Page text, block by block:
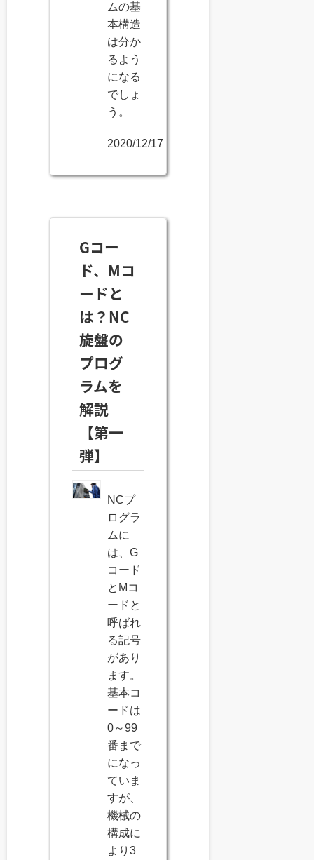
ムの基
本構造
は分か
るよう
になる
でしょ
う。
2020/12/17
Gコー
ド、Mコ
ードと
は？NC
旋盤の
プログ
ラムを
解説
【第一
弾】
NCプ
ログラ
ムに
は、G
コード
とMコ
ードと
呼ばれ
る記号
があり
ます。
基本コ
ードは
0～99
番まで
になっ
ていま
すが、
機械の
構成に
より3